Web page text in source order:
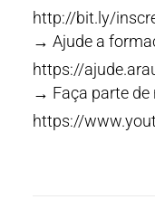
http://bit.ly/
→ Ajude a
https://
→ Faça parte de
https://